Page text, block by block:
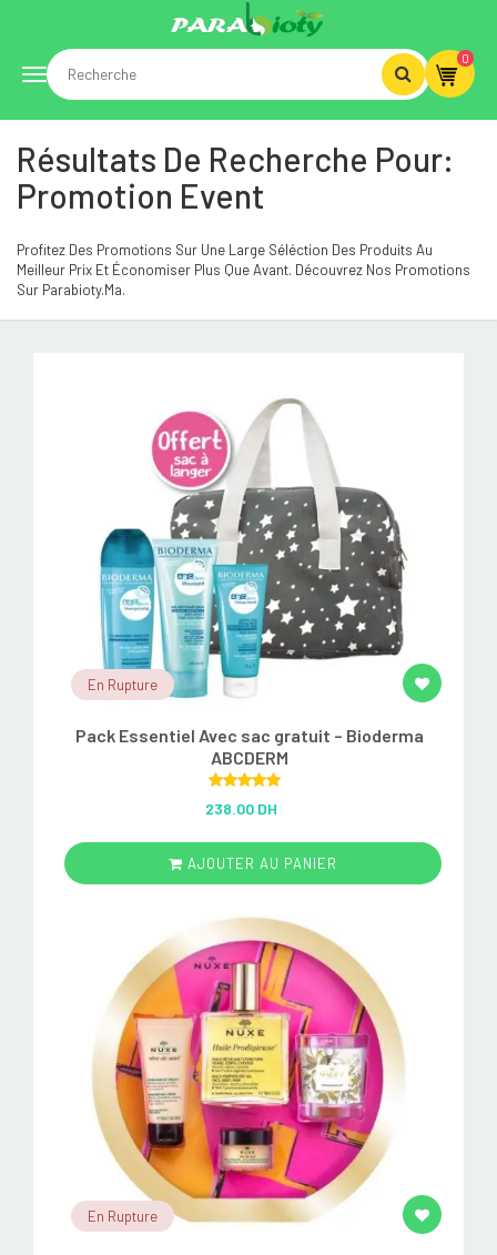
Toggle
navigation
0
Résultats De Recherche Pour:
Promotion Event
Profitez Des Promotions Sur Une Large Séléction Des Produits Au
Meilleur Prix Et Économiser Plus Que Avant. Découvrez Nos Promotions
Sur Parabioty.ma.
En Rupture
Pack Essentiel Avec sac gratuit – Bioderma
ABCDERM
out of 5
238.00 DH
AJOUTER AU PANIER
En Rupture